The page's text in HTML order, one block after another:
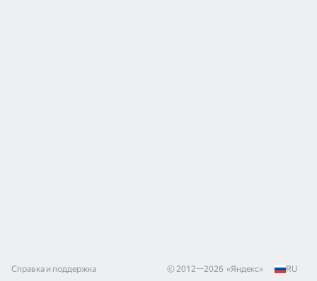
Справка и поддержка © 2012—2026 «Яндекс» RU